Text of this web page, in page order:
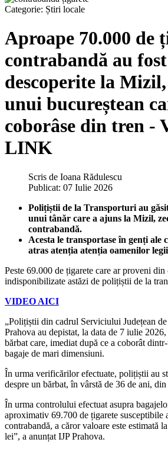
Categorie: Știri locale
Aproape 70.000 de
contrabandă au fost
descoperite la
unui bucureștean
coborâse din tren -
LINK
Scris de Ioana Rădulescu
Publicat: 07 Iulie 2026
Polițiștii de la Transporturi au
unui tânăr care a ajuns la Mizil,
contrabandă.
Acesta le transportase în genți ale
atras atenția atenția oamenilor
Peste 69.000 de țigarete care ar proveni
indisponibilizate astăzi de polițiștii de la
VIDEO AICI
„Polițiștii din cadrul Serviciului Județean
Prahova au depistat, la data de 7 iulie
bărbat care, imediat după ce a coborât
bagaje de mari dimensiuni.
În urma verificărilor efectuate, polițiștii au
despre un bărbat, în vârstă de 36 de ani,
În urma controlului efectuat asupra
aproximativ 69.700 de țigarete
contrabandă, a căror valoare este estimată
lei”, a anunțat IJP Prahova.